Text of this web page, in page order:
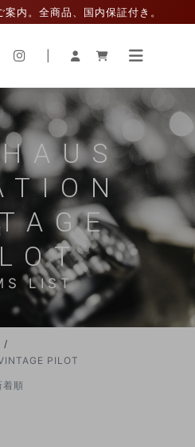
内。全商品、国内保証付き。
LIST
PILOT
着順